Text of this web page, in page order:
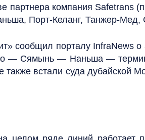
партнера компания Safetrans
Порт-Келанг, Танжер-Мед,
сообщил порталу InfraNews о
— Сямынь — Наньша —
встали суда дубайской